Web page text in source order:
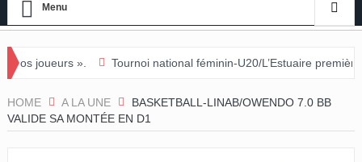
Menu
Tournoi national féminin-U20/L’Estuaire première équipe qualifiée
HOME A LA UNE
BASKETBALL-LINAB/OWENDO 7.0 BB
VALIDE SA MONTÉE EN D1